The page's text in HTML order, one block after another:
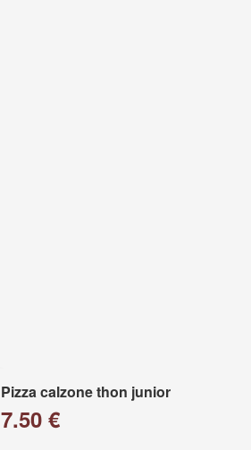
Pizza calzone thon junior
7.50 €